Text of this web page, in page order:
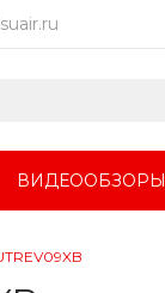
ВИДЕООБЗОРЫ